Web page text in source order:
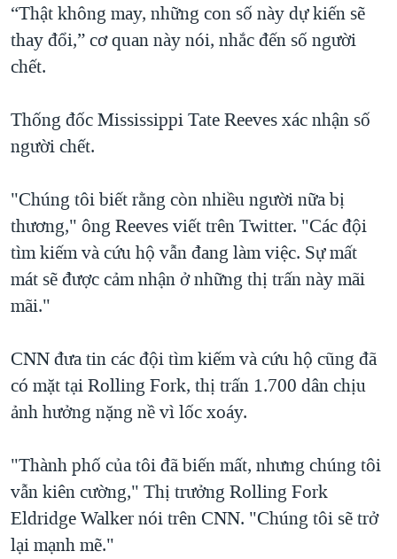
“Thật không may, những con số này dự kiến sẽ
thay đổi,” cơ quan này nói, nhắc đến số người
chết.
Thống đốc Mississippi Tate Reeves xác nhận số
người chết.
"Chúng tôi biết rằng còn nhiều người nữa bị
thương," ông Reeves viết trên Twitter. "Các đội
tìm kiếm và cứu hộ vẫn đang làm việc. Sự mất
mát sẽ được cảm nhận ở những thị trấn này mãi
mãi."
CNN đưa tin các đội tìm kiếm và cứu hộ cũng đã
có mặt tại Rolling Fork, thị trấn 1.700 dân chịu
ảnh hưởng nặng nề vì lốc xoáy.
"Thành phố của tôi đã biến mất, nhưng chúng tôi
vẫn kiên cường," Thị trưởng Rolling Fork
Eldridge Walker nói trên CNN. "Chúng tôi sẽ trở
lại mạnh mẽ."